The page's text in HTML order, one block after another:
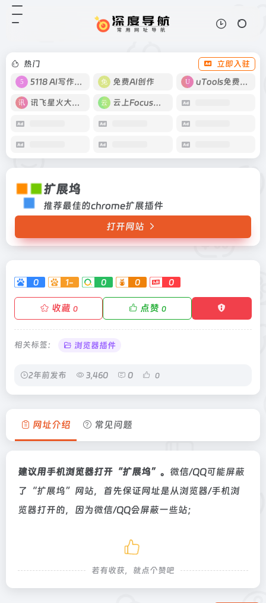
热门
立即入驻
5118 AI写作工具
免费AI创作 uTools免费工具箱
讯飞星火大模型 云上Focus接码
扩展坞
推荐最佳的chrome扩展插件
打开网站
0 1- 0 0 0
收藏 0 点赞 0
相关标签： 浏览器插件
2年前发布 3,460 0 0
网址介绍 常见问题
建议用手机浏览器打开“扩展坞”。 微信/QQ可能屏蔽
了“扩展坞”网站，首先保证网址是从浏览器/手机浏
览器打开的，因为微信/QQ会屏蔽一些站；
若有收获，就点个赞吧